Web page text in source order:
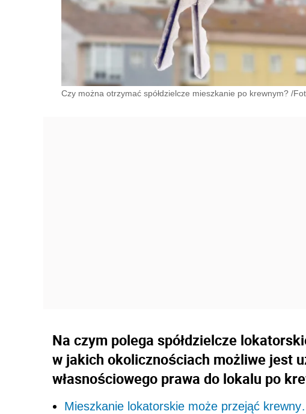
Czy można otrzymać spółdzielcze mieszkanie po krewnym? /
Na czym polega spółdzielcze
w jakich okolicznościach możliwe jest
własnościowego prawa do lokalu po
Mieszkanie lokatorskie może przejąć